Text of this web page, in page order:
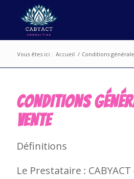
Vous êtes ici : Accueil / Conditions
CONDITIONS
VENTE
Définitions
Le Prestataire :